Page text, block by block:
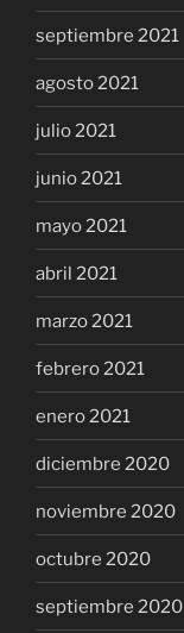
septiembre 2021
agosto 2021
julio 2021
junio 2021
mayo 2021
abril 2021
marzo 2021
febrero 2021
enero 2021
diciembre 2020
noviembre 2020
octubre 2020
septiembre 2020